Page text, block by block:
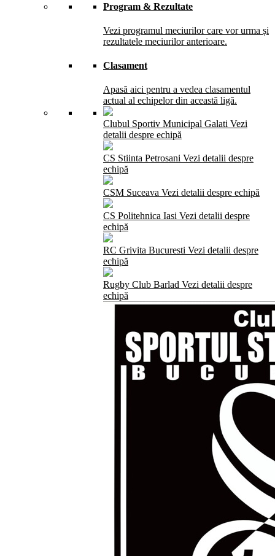
Program & Rezultate
Vezi programul meciurilor care vor urma și
rezultatele meciurilor anterioare.
Clasament
Apasă aici pentru a vedea clasamentul
actual al echipelor din această ligă.
Clubul Sportiv Municipal Galati Vezi
detalii despre echipă
CS Stiinta Petrosani Vezi detalii despre
echipă
CSM Suceava Vezi detalii despre echipă
CS Politehnica Iasi Vezi detalii despre
echipă
RC Grivita Bucuresti Vezi detalii despre
echipă
Rugby Club Barlad Vezi detalii despre
echipă